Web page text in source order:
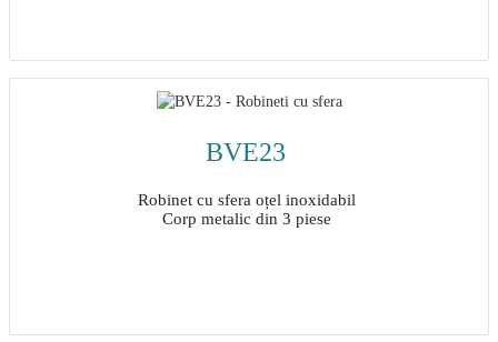
BVE23
Robinet cu sfera oțel inoxidabil
Corp metalic din 3 piese